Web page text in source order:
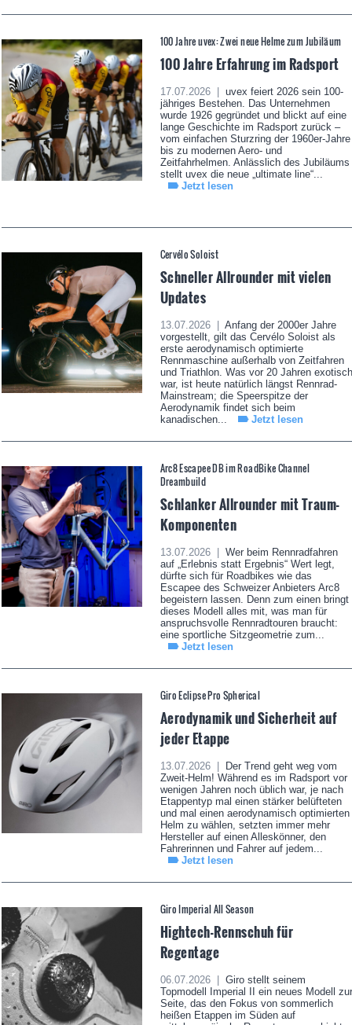
100 Jahre uvex: Zwei neue Helme zum Jubiläum
100 Jahre Erfahrung im Radsport
17.07.2026 |
uvex feiert 2026 sein 100-
jähriges Bestehen. Das Unternehmen
wurde 1926 gegründet und blickt auf eine
lange Geschichte im Radsport zurück –
vom einfachen Sturzring der 1960er-Jahre
bis zu modernen Aero- und
Zeitfahrhelmen. Anlässlich des Jubiläums
stellt uvex die neue „ultimate line“...
Jetzt lesen
Cervélo Soloist
Schneller Allrounder mit vielen
Updates
13.07.2026 |
Anfang der 2000er Jahre
vorgestellt, gilt das Cervélo Soloist als
erste aerodynamisch optimierte
Rennmaschine außerhalb von Zeitfahren
und Triathlon. Was vor 20 Jahren exotisch
war, ist heute natürlich längst Rennrad-
Mainstream; die Speerspitze der
Aerodynamik findet sich beim
kanadischen...
Jetzt lesen
Arc8 Escapee DB im RoadBike Channel
Dreambuild
Schlanker Allrounder mit Traum-
Komponenten
13.07.2026 |
Wer beim Rennradfahren
auf „Erlebnis statt Ergebnis“ Wert legt,
dürfte sich für Roadbikes wie das
Escapee des Schweizer Anbieters Arc8
begeistern lassen. Denn zum einen bringt
dieses Modell alles mit, was man für
anspruchsvolle Rennradtouren braucht:
eine sportliche Sitzgeometrie zum...
Jetzt lesen
Giro Eclipse Pro Spherical
Aerodynamik und Sicherheit auf
jeder Etappe
13.07.2026 |
Der Trend geht weg vom
Zweit-Helm! Während es im Radsport vor
wenigen Jahren noch üblich war, je nach
Etappentyp mal einen stärker belüfteten
und mal einen aerodynamisch optimierten
Helm zu wählen, setzten immer mehr
Hersteller auf einen Alleskönner, den
Fahrerinnen und Fahrer auf jedem...
Jetzt lesen
Giro Imperial All Season
Hightech-Rennschuh für
Regentage
06.07.2026 |
Giro stellt seinem
Topmodell Imperial II ein neues Modell zur
Seite, das den Fokus von sommerlich
heißen Etappen im Süden auf